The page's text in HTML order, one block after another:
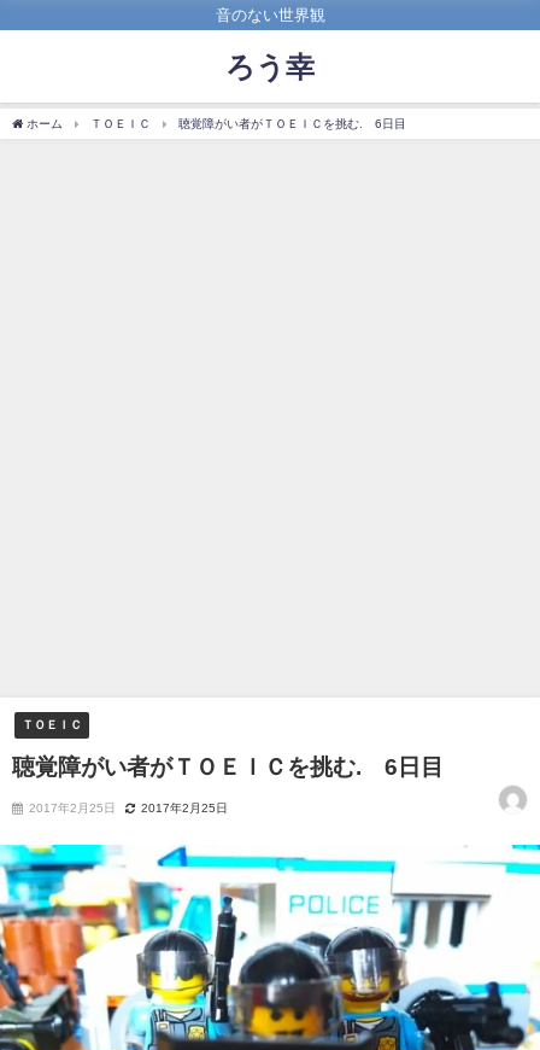
音のない世界観
ろう幸
ホーム ＴＯＥＩＣ 聴覚障がい者がＴＯＥＩＣを挑む. 6日目
ＴＯＥＩＣ
聴覚障がい者がＴＯＥＩＣを挑む. 6日目
2017年2月25日 2017年2月25日